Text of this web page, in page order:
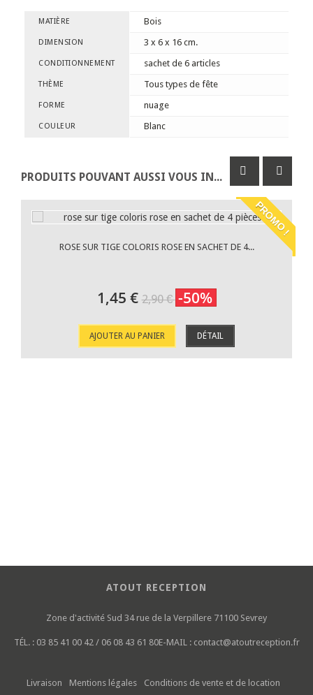
MATIÈRE Bois
DIMENSION 3 x 6 x 16 cm.
CONDITIONNEMENT sachet de 6 articles
THÈME Tous types de fête
FORME nuage
COULEUR Blanc
PRODUITS POUVANT AUSSI VOUS INTÉRESSER
PROMO !
ROSE SUR TIGE COLORIS ROSE EN SACHET DE 4...
1,45 €2,90 € -50%
AJOUTER AU PANIER DÉTAIL
ATOUT RECEPTION
Zone d'activité Sud 34 rue de la Verpillere 71100 Sevrey
TÉL. : 03 85 41 00 42 / 06 08 43 61 80E-MAIL : contact@atoutreception.fr
Livraison Mentions légales Conditions de vente et de location